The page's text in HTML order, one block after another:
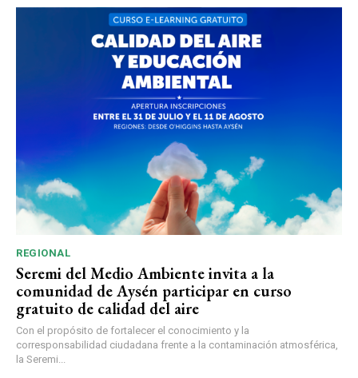
REGIONAL
Seremi del Medio Ambiente invita a la
comunidad de Aysén participar en curso
gratuito de calidad del aire
Con el propósito de fortalecer el conocimiento y la
corresponsabilidad ciudadana frente a la contaminación atmosférica,
la Seremi...